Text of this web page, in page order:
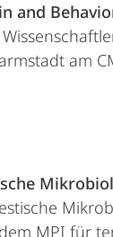
and
am
MPI für